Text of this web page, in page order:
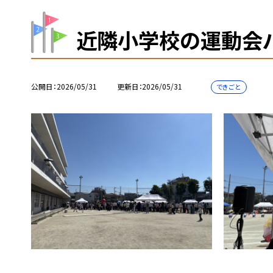
近隣小学校の運動会
公開日 2026/05/31 更新日 2026/05/31 できごと